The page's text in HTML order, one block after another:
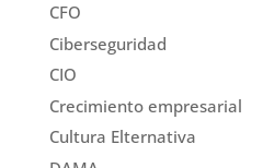
CFO
Ciberseguridad
CIO
Crecimiento empresarial
Cultura Elternativa